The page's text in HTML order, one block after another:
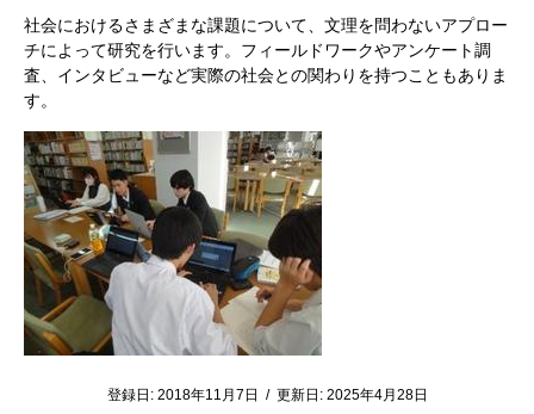
社会におけるさまざまな課題について、文理を問わないアプロー
チによって研究を行います。フィールドワークやアンケート調
査、インタビューなど実際の社会との関わりを持つこともありま
す。
登録日: 2018年11月7日 / 更新日: 2025年4月28日